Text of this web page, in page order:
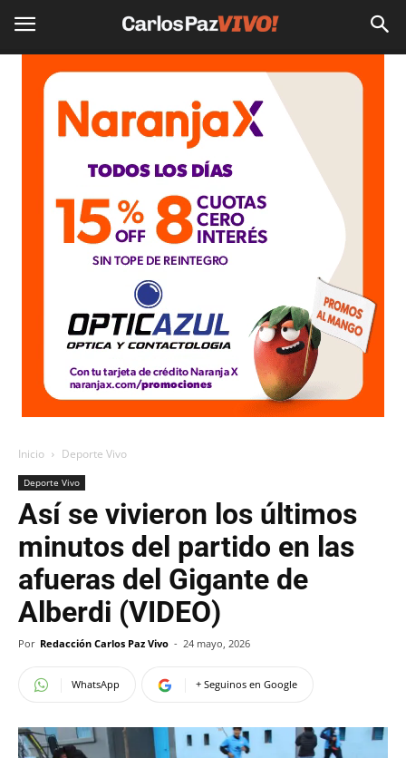
Inicio Deporte Vivo
Deporte Vivo
Así se vivieron los últimos
minutos del partido en las
afueras del Gigante de
Alberdi (VIDEO)
Por Redacción Carlos Paz Vivo - 24 mayo, 2026
WhatsApp + Seguinos en Google